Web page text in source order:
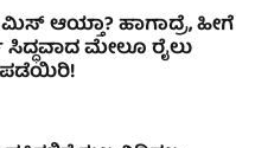
ಮಿಸ್ ಆಯ್ತಾ? ಹಾಗಾದ್ರೆ, ಹೀಗೆ
ಮೇಲೂ ರೈಲು